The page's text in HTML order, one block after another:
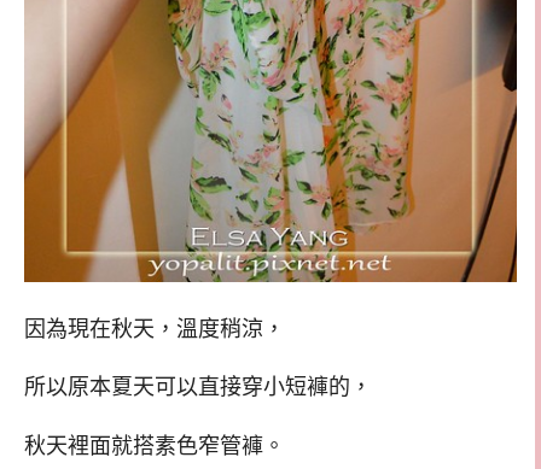
因為現在秋天，溫度稍涼，
所以原本夏天可以直接穿小短褲的，
秋天裡面就搭素色窄管褲。